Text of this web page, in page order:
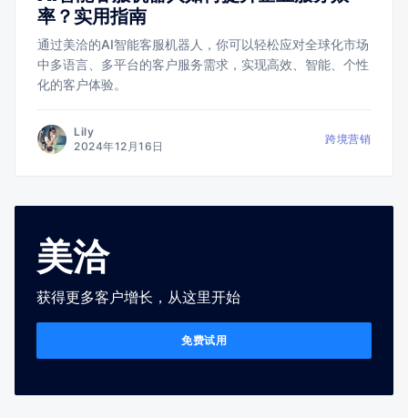
率？实用指南
通过美洽的AI智能客服机器人，你可以轻松应对全球化市场
中多语言、多平台的客户服务需求，实现高效、智能、个性
化的客户体验。
Lily
2024年12月16日
跨境营销
美洽
获得更多客户增长，从这里开始
免费试用